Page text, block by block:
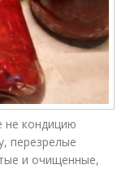
кондицию
перезрелые
и очищенные,